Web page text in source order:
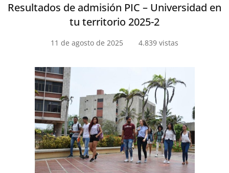
Resultados de admisión PIC – Universidad en
tu territorio 2025-2
11 de agosto de 2025 4.839 vistas